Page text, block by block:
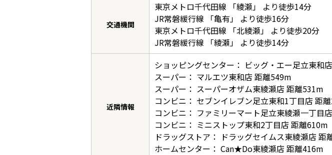
交通機関
東京メトロ千代田線 「綾瀬」 より徒歩14分
JR常磐緩行線 「亀有」 より徒歩16分
東京メトロ千代田線 「北綾瀬」 より徒歩20分
JR常磐緩行線 「綾瀬」 より徒歩14分
近隣情報
ショッピングセンター： ビッグ・エー足立東和
スーパー： マルエツ東和店 距離549m
スーパー： スーパーオザム東綾瀬店 距離531m
コンビニ： セブンイレブン足立東和1丁目店 距
コンビニ： ファミリーマート足立東綾瀬一丁目
コンビニ： ミニストップ東和2丁目店 距離610m
ドラッグストア： ドラッグセイムス東綾瀬店 距
ホームセンター： Can★Do東綾瀬店 距離416m